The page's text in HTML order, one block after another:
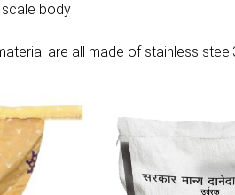
body
are all made of stainless